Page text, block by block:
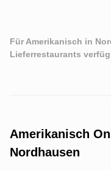
Für Amerikanisch in
Lieferrestaurants
Amerikanisch
Nordhausen